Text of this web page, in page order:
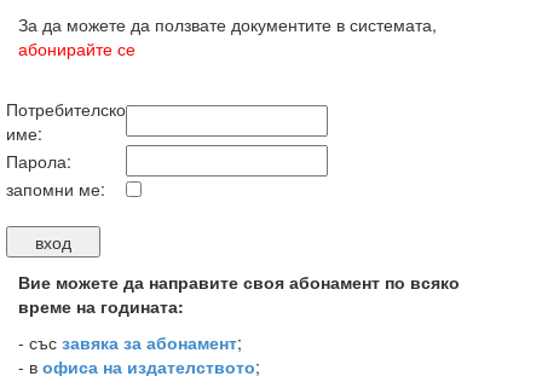
За да можете да ползвате документите в системата,
абонирайте се
Потребителско
име:
Парола:
запомни ме:
Вие можете да направите своя абонамент по всяко
време на годината:
- със завяка за абонамент;
- в офиса на издателството;